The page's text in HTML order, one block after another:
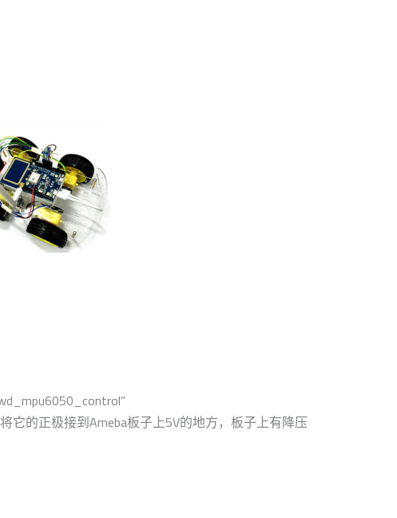
它的正极接到Ameba板子上5V的地方，板子上有降压